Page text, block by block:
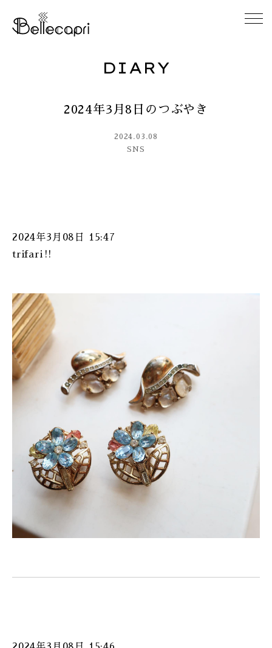
ABOUT
ACCESS
DIARY
2024年3月8日のつぶやき
2024.03.08
SNS
2024年3月08日 15:47
trifari‼︎